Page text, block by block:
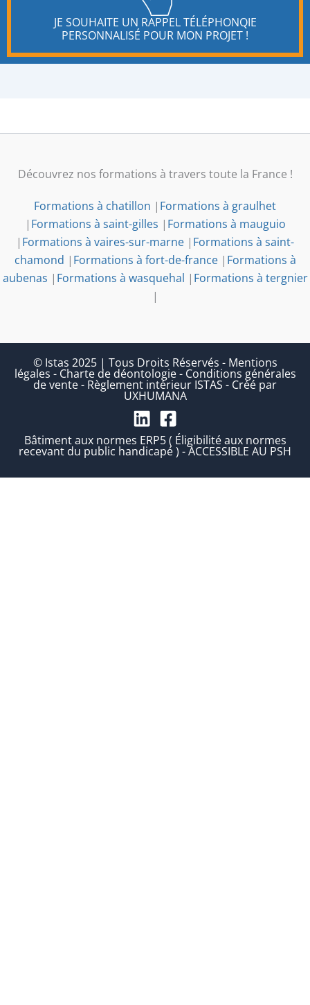
JE SOUHAITE UN RAPPEL TÉLÉPHONQIE
PERSONNALISÉ POUR MON PROJET !
Découvrez nos formations à travers toute la France !
Formations à chatillon | Formations à graulhet
| Formations à saint-gilles | Formations à mauguio
| Formations à vaires-sur-marne | Formations à saint-
chamond | Formations à fort-de-france| Formations à
aubenas | Formations à wasquehal | Formations à tergnier
|
© Istas 2025 | Tous Droits Réservés - Mentions
légales - Charte de déontologie- Conditions générales
de vente- Règlement intérieur ISTAS - Créé par
UXHUMANA
Bâtiment aux normes ERP5 ( Éligibilité aux normes
recevant du public handicapé ) - ACCESSIBLE AU PSH